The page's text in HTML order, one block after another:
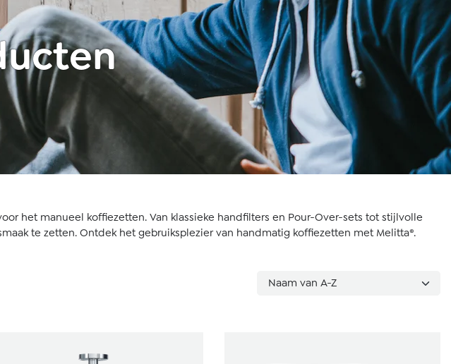
het manueel koffiezetten. Van klassieke handfilters en Pour-Over-sets tot stijlvolle
te zetten. Ontdek het gebruiksplezier van handmatig koffiezetten met Melitta®.